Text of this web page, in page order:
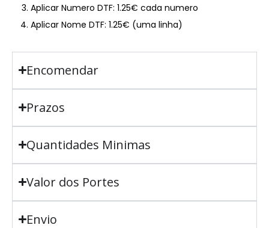
Aplicar Numero DTF: 1.25€ cada numero
Aplicar Nome DTF: 1.25€ (uma linha)
Encomendar
Prazos
Quantidades Minimas
Valor dos Portes
Envio